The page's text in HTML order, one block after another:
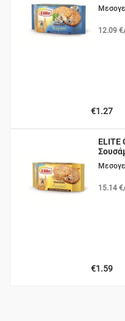
12.09
€1.27
ELITE
15.14
€1.59